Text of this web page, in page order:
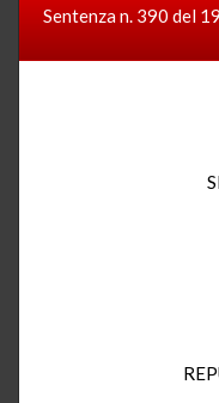
Sentenza n. 390 del